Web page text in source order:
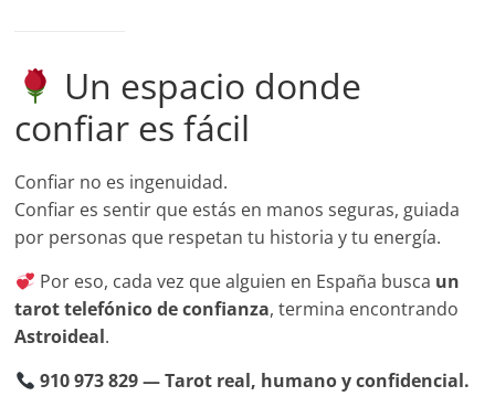
Un espacio donde
confiar es fácil
Confiar no es ingenuidad.
Confiar es sentir que estás en manos seguras, guiada
por personas que respetan tu historia y tu energía.
Por eso, cada vez que alguien en España busca un
tarot telefónico de confianza, termina encontrando
Astroideal.
910 973 829 — Tarot real, humano y confidencial.